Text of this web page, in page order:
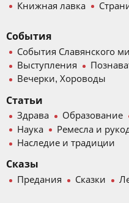
Книжная лавка
События
События Славянского
Выступления
Вечерки, Хороводы
Статьи
Здрава Образование
Наука
Ремесла и
Наследие и традиции
Сказы
Предания Сказки